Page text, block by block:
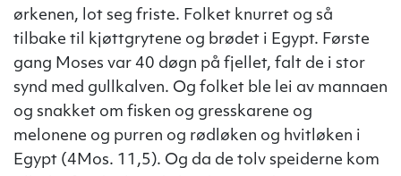
ørkenen, lot seg friste. Folket knurret og så
tilbake til kjøttgrytene og brødet i Egypt. Første
gang Moses var 40 døgn på fjellet, falt de i stor
synd med gullkalven. Og folket ble lei av mannaen
og snakket om fisken og gresskarene og
melonene og purren og rødløken og hvitløken i
Egypt (4Mos. 11,5). Og da de tolv speiderne kom